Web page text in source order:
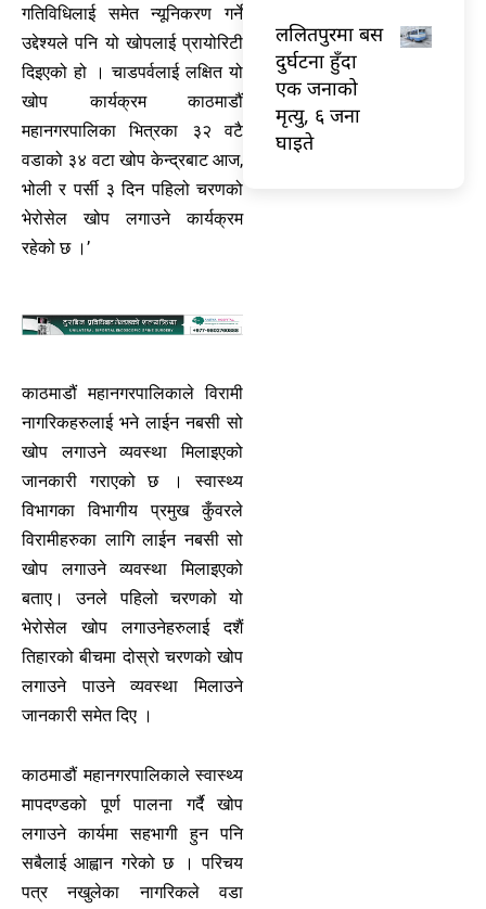
गतिविधिलाई समेत न्यूनिकरण गर्ने
उद्देश्यले पनि यो खोपलाई प्रायोरिटी
दिइएको हो । चाडपर्वलाई लक्षित यो
खोप कार्यक्रम काठमाडौं
महानगरपालिका भित्रका ३२ वटै
वडाको ३४ वटा खोप केन्द्रबाट आज,
भोली र पर्सी ३ दिन पहिलो चरणको
भेरोसेल खोप लगाउने कार्यक्रम
रहेको छ ।’
काठमाडौं महानगरपालिकाले विरामी
नागरिकहरुलाई भने लाईन नबसी सो
खोप लगाउने व्यवस्था मिलाइएको
जानकारी गराएको छ । स्वास्थ्य
विभागका विभागीय प्रमुख कुँवरले
विरामीहरुका लागि लाईन नबसी सो
खोप लगाउने व्यवस्था मिलाइएको
बताए। उनले पहिलो चरणको यो
भेरोसेल खोप लगाउनेहरुलाई दशैं
तिहारको बीचमा दोस्रो चरणको खोप
लगाउने पाउने व्यवस्था मिलाउने
जानकारी समेत दिए ।
काठमाडौं महानगरपालिकाले स्वास्थ्य
मापदण्डको पूर्ण पालना गर्दै खोप
लगाउने कार्यमा सहभागी हुन पनि
सबैलाई आह्वान गरेको छ । परिचय
पत्र नखुलेका नागरिकले वडा
ललितपुरमा बस
दुर्घटना हुँदा
एक जनाको
मृत्यु, ६ जना
घाइते